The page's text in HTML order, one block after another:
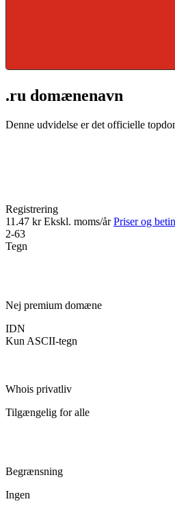
.ru domænenavn
Denne udvidelse er det officielle
Registrering
11.47 krEkskl. moms/årPriser og
2-63
Tegn
Nej premium domæne
IDN
Kun ASCII-tegn
Whois privatliv
Tilgængelig for alle
Begrænsning
Ingen